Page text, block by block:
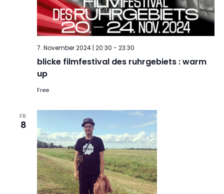
7. November 2024 | 20:30 - 23:30
blicke filmfestival des ruhrgebiets : warm
up
Free
FR.
8